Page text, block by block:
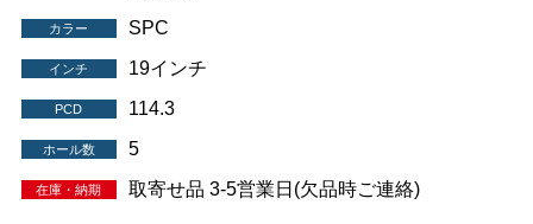
カラー SPC
インチ 19インチ
PCD 114.3
ホール数 5
在庫・納期 取寄せ品 3-5営業日(欠品時ご連絡)